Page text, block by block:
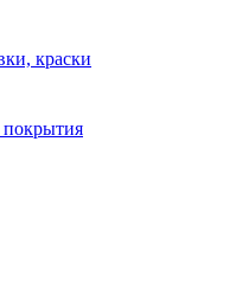
краски